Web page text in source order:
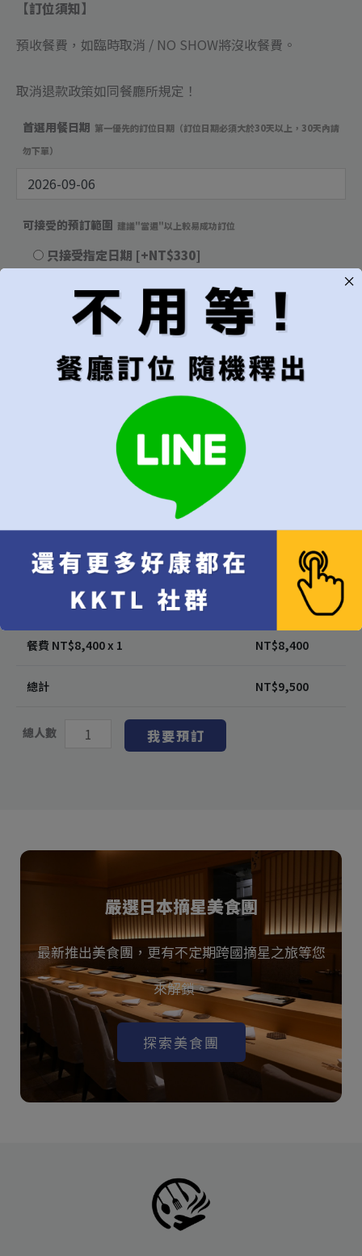
【訂位須知】
預收餐費，如臨時取消 / NO SHOW將沒收餐費 。
取消退款政策如同餐廳所規定！
首選用餐日期 第一優先的訂位日期（訂位日期必須大於30天以上，30天內請
勿下單）
可接受的預訂範圍 建議"當週"以上較易成功訂位
只接受指定日期 [+NT$330]
當月皆可
無限制，有訂到就吃
用餐時段 建議"隨機"較容易成功訂位
不接受超過6位的訂位
代訂費 每位 NT$ 1,000x 1 1,000
10% 服務費 每位 NT$100 x 1
餐費 NT$8,400x 1 NT$8,400
總計 NT$9,500
總人數 我要預訂
嚴選日本摘星美食團
最新推出美食團，更有不定期跨國摘星之旅等您
來解鎖。
探索美食團